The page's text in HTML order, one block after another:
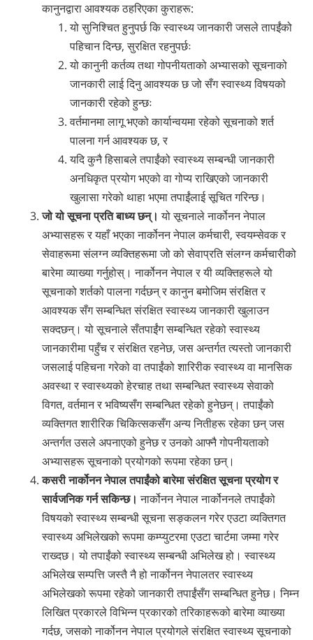
कानुनद्वारा आवश्यक ठहरिएका कुराहरू:
यो सुनिश्चित हुनुपर्छ कि स्वास्थ्य जानकारी जसले तापईंको
पहिचान दिन्छ, सुरक्षित रहनुपर्छः
यो कानुनी कर्तव्य तथा गोपनीयताको अभ्यासको सूचनाको
जानकारी लाई दिनु आवश्यक छ जो ‍सँग स्वास्थ्य विषयको
जानकारी रहेको हुन्छः
वर्तमानमा लागू भएको कार्यान्वयमा रहेको सूचनाको शर्त
पालना गर्न आवश्यक छ, र
यदि कुनै हिसाबले तपाईंको स्वास्थ्य सम्बन्धी जानकारी
अनधिकृत प्रयोग भएको वा गोप्य राखिएको जानकारी
खुलासा गरेको थाहा भएमा तपाईंलाई सूचित गरिन्छ।
जो यो सूचना प्रति बाध्य छन्। यो सूचनाले नार्कोनन नेपाल
अभ्यासहरू र यहाँ भएका नार्कोनन नेपाल कर्मचारी, स्वयम्सेवक र
सेवाहरूमा संलग्न व्यक्तिहरूमा जो को सेवाप्रति संलग्न कर्मचारीको
बारेमा व्याख्या गर्नुहोस्। नार्कोनन नेपाल र यी व्यक्तिहरूले यो
सूचनाको शर्तको पालना गर्दछन् र कानुन बमोजिम संरक्षित र
आवश्यक ‍सँग सम्बन्धित संरक्षित स्वास्थ्य जानकारी खुलाउन
सक्दछन्। यो सूचनाले ‍सँतपाईंग सम्बन्धित रहेको स्वास्थ्य
जानकारीमा पहुँच र संरक्षित रहनेछ, जस अन्तर्गत त्यस्तो जानकारी
जसलाई पहिचना गरेको वा तपाईंको शारिरीक स्वास्थ्य वा मानसिक
अवस्था र स्वास्थ्यको हेरचाह तथा सम्बन्धित स्वास्थ्य सेवाको
विगत, वर्तमान र भविष्य‍सँग सम्बन्धित रहेको हुनेछन्। तपाईंको
व्यक्तिगत शारीरिक चिकित्सक‍सँग अन्य नितीहरू रहेका छन् जस
अन्तर्गत उसले अपनाएको हुनेछ र उनको आफ्नै गोपनीयताको
अभ्यासहरू सूचनाको प्रयोगको रूपमा रहेका छन्।
कसरी नार्कोनन नेपाल तपाईंको बारेमा संरक्षित सूचना प्रयोग र
सार्वजनिक गर्न सकिन्छ। नार्कोनन नेपाल ‍नार्कोननले तपाईंको
विषयको स्वास्थ्य सम्बन्धी सूचना सङ्कलन गरेर एउटा व्यक्तिगत
स्वास्थ्य अभिलेखको रूपमा कम्प्युटरमा एउटा चार्टमा जम्मा गरेर
राख्दछ। यो तपाईंको स्वास्थ्य सम्बन्धी अभिलेख हो। स्वास्थ्य
अभिलेख सम्पत्ति जस्तै नै हो नार्कोनन नेपालतर स्वास्थ्य
अभिलेखको रूपमा रहेको जानकारी तपाईं‍सँग सम्बन्धित हुनेछ। निम्न
लिखित प्रकारले विभिन्न प्रकारको तरिकाहरूको बारेमा व्याख्या
गर्दछ, जसको नार्कोनन नेपाल प्रयोगले संरक्षित स्वास्थ्य सूचनाको